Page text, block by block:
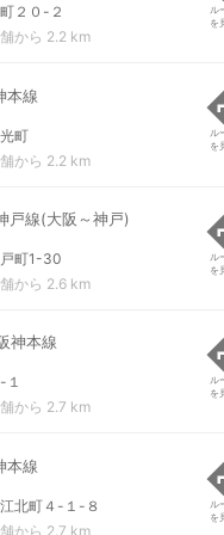
２０-２
から 2.2 km
ル
を
本線
町
から 2.2 km
ル
を
戸線(大阪～神戸)
町1-30
から 2.6 km
ル
を
神本線
１
から 2.7 km
ル
を
本線
北町４-１-８
から 2.7 km
ル
を